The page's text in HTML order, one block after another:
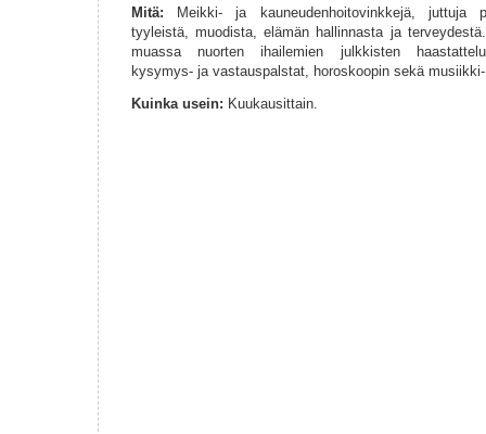
Mitä: Meikki- ja kauneudenhoitovinkkejä, juttuja
tyyleistä, muodista, elämän hallinnasta ja
muassa nuorten ihailemien julkkisten
kysymys- ja vastauspalstat, horoskoopin sekä
Kuinka usein: Kuukausittain.